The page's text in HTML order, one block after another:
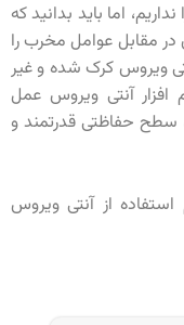
اما باید بدانید که
در مقابل عوامل مخرب را
ویروس کرک شده و غیر
افزار آنتی ویروس عمل
سطح حفاظتی قدرتمند و
از آنتی ویروس